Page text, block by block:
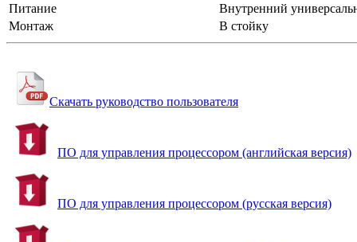
Питание
Внутренний
Монтаж
В стойку
Скачать руководство пользователя
ПО для управления процессором (английская версия)
ПО для управления процессором (русская версия)